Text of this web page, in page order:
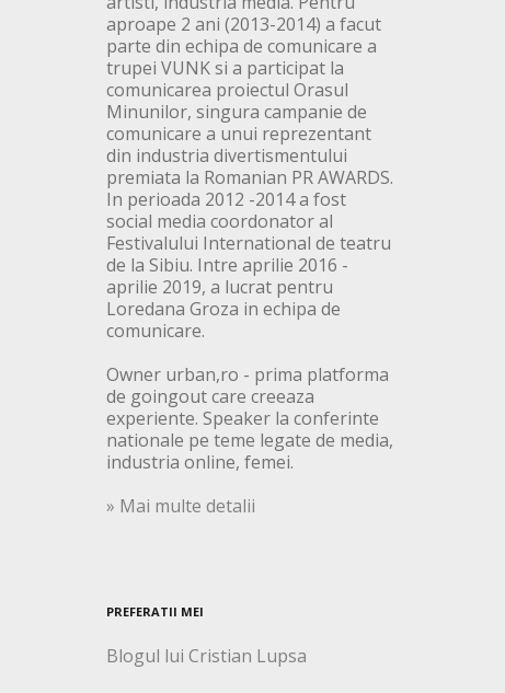
aproape 2 ani (2013-2014) a facut
parte din echipa de comunicare a
trupei VUNK si a participat la
comunicarea proiectul Orasul
Minunilor, singura campanie de
comunicare a unui reprezentant
din industria divertismentului
premiata la Romanian PR AWARDS.
In perioada 2012 -2014 a fost
social media coordonator al
Festivalului International de teatru
de la Sibiu. Intre aprilie 2016 -
aprilie 2019, a lucrat pentru
Loredana Groza in echipa de
comunicare.
Owner urban,ro - prima platforma
de goingout care creeaza
experiente. Speaker la conferinte
nationale pe teme legate de media,
industria online, femei.
» Mai multe detalii
PREFERATII MEI
Blogul lui Cristian Lupsa